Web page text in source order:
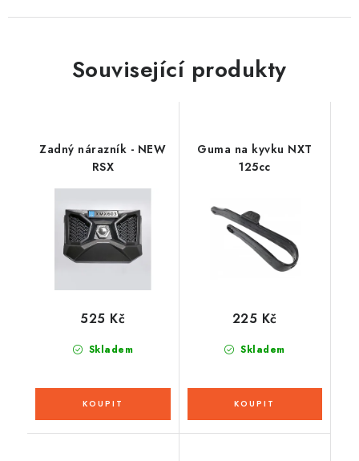
Související produkty
Zadný nárazník - NEW
RSX
Skladem
525 Kč
Guma na kyvku NXT
125cc
Skladem
225 Kč